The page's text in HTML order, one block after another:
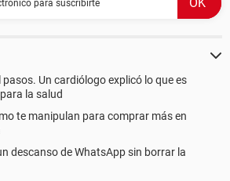
pasos. Un cardiólogo explicó lo que es
la salud
te manipulan para comprar más en
descanso de WhatsApp sin borrar la